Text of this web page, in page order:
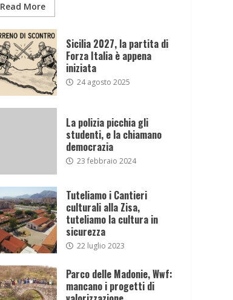
Read More
Sicilia 2027, la partita di
Forza Italia è appena
iniziata
24 agosto 2025
La polizia picchia gli
studenti, e la chiamano
democrazia
23 febbraio 2024
Tuteliamo i Cantieri
culturali alla Zisa,
tuteliamo la cultura in
sicurezza
22 luglio 2023
Parco delle Madonie, Wwf:
mancano i progetti di